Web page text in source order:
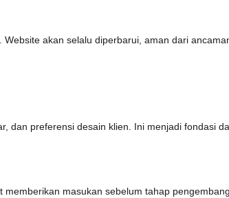
akan selalu diperbarui, aman dari
dan preferensi desain klien. Ini menjadi fondasi
masukan sebelum tahap